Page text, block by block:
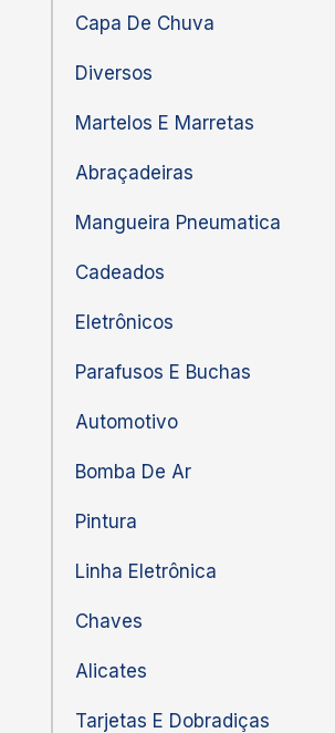
Capa De Chuva
Diversos
Martelos E Marretas
Abraçadeiras
Mangueira Pneumatica
Cadeados
Eletrônicos
Parafusos E Buchas
Automotivo
Bomba De Ar
Pintura
Linha Eletrônica
Chaves
Alicates
Tarjetas E Dobradiças